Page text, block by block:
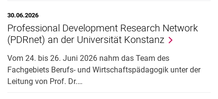
30.06.2026
Professional Development Research Network
(PDRnet) an der Universität Konstanz
Vom 24. bis 26. Juni 2026 nahm das Team des
Fachgebiets Berufs- und Wirtschaftspädagogik unter der
Leitung von Prof. Dr.…